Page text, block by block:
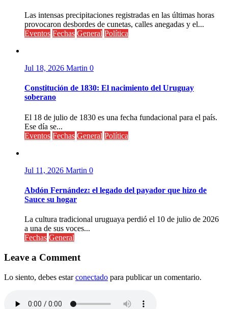
Las intensas precipitaciones registradas en las últimas horas
provocaron desbordes de cunetas, calles anegadas y el...
Eventos Fechas General Política
Jul 18, 2026 Martin 0
Constitución de 1830: El nacimiento del Uruguay
soberano
El 18 de julio de 1830 es una fecha fundacional para el país.
Ese día se...
Eventos Fechas General Política
Jul 11, 2026 Martin 0
Abdón Fernández: el legado del payador que hizo de
Sauce su hogar
La cultura tradicional uruguaya perdió el 10 de julio de 2026
a una de sus voces...
Fechas General
Leave a Comment
Lo siento, debes estarconectado para publicar un comentario.